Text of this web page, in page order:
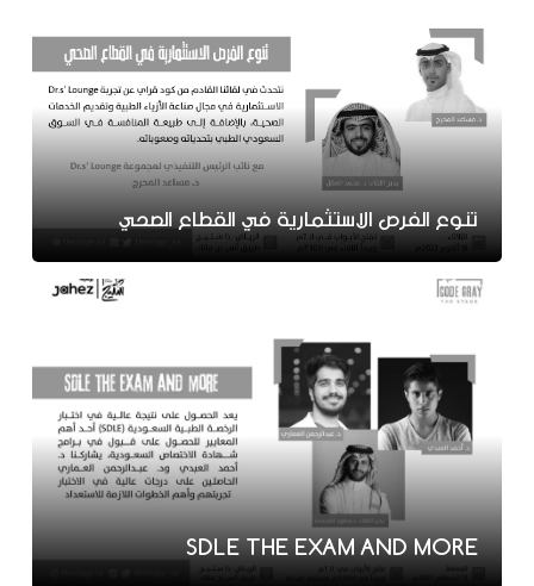
تنوع الفرص الاستثمارية في القطاع الصحي
SDLE THE EXAM AND MORE